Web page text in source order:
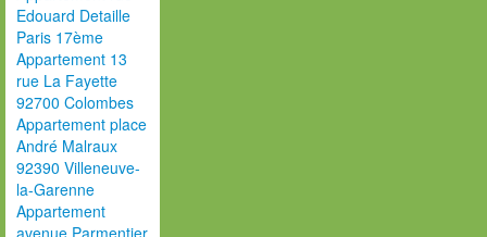
Edouard Detaille
Paris 17ème
Appartement 13
rue La Fayette
92700 Colombes
Appartement place
André Malraux
92390 Villeneuve-
la-Garenne
Appartement
avenue Parmentier